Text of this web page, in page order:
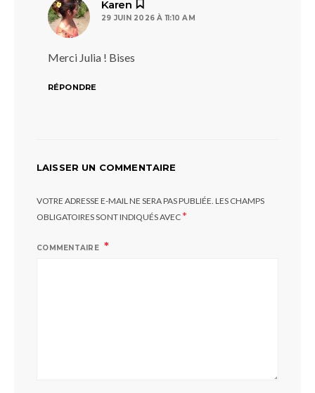
Karen
29 JUIN 2026 À 11:10 AM
Merci Julia ! Bises
RÉPONDRE
LAISSER UN COMMENTAIRE
VOTRE ADRESSE E-MAIL NE SERA PAS PUBLIÉE. LES CHAMPS
OBLIGATOIRES SONT INDIQUÉS AVEC*
COMMENTAIRE